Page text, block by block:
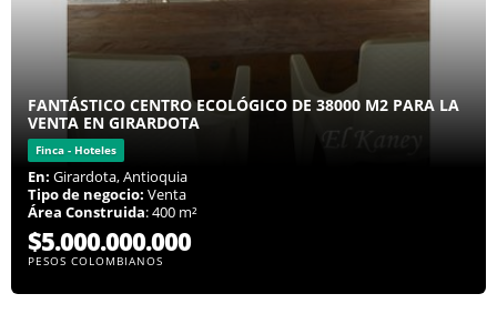
FANTÁSTICO CENTRO ECOLÓGICO DE 38000 M2 PARA LA
VENTA EN GIRARDOTA
Finca - Hoteles
En: Girardota, Antioquia
Tipo de negocio: Venta
Área Construida: 400 m²
$5.000.000.000
PESOS COLOMBIANOS